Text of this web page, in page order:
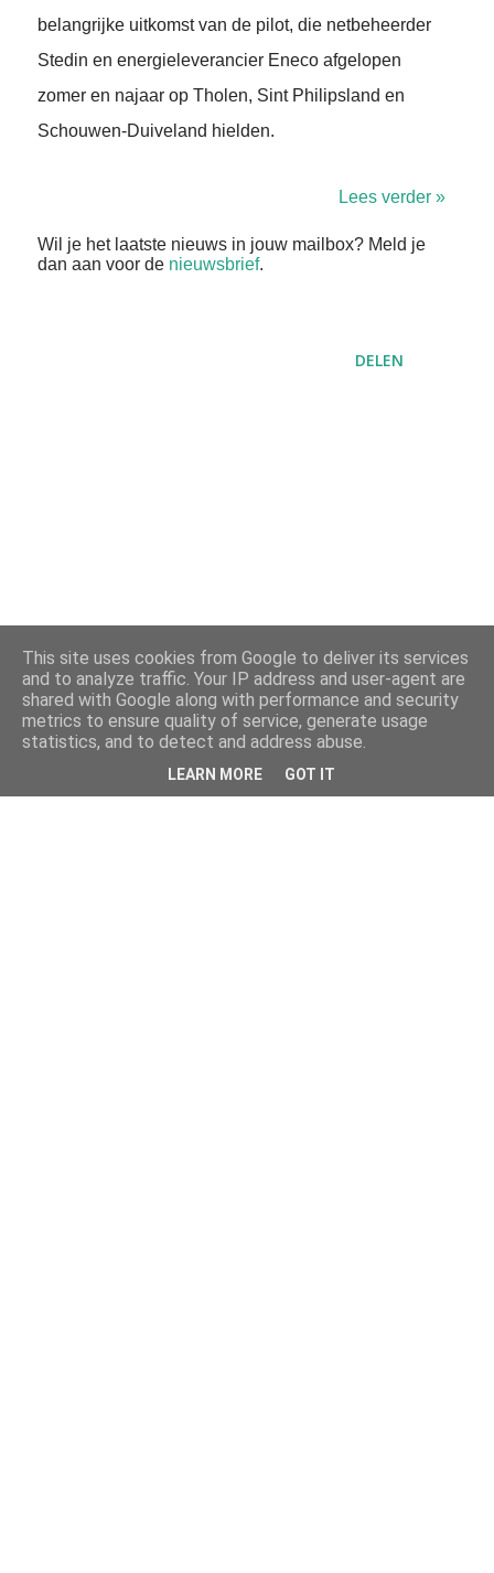
belangrijke uitkomst van de pilot, die netbeheerder
Stedin en energieleverancier Eneco afgelopen
zomer en najaar op Tholen, Sint Philipsland en
Schouwen-Duiveland hielden.
Lees verder »
Wil je het laatste nieuws in jouw mailbox? Meld je
dan aan voor de nieuwsbrief.
DELEN
This site uses cookies from Google to deliver its services
and to analyze traffic. Your IP address and user-agent are
shared with Google along with performance and security
metrics to ensure quality of service, generate usage
statistics, and to detect and address abuse.
LEARN MORE GOT IT